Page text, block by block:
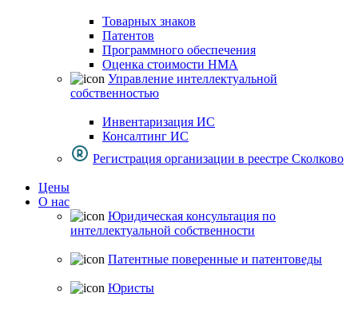
Товарных знаков
Патентов
Программного обеспечения
Оценка стоимости НМА
Управление интеллектуальной
собственностью
Инвентаризация ИС
Консалтинг ИС
Регистрация организации в реестре Сколково
Цены
О нас
Юридическая консультация по
интеллектуальной собственности
Патентные поверенные и патентоведы
Юристы